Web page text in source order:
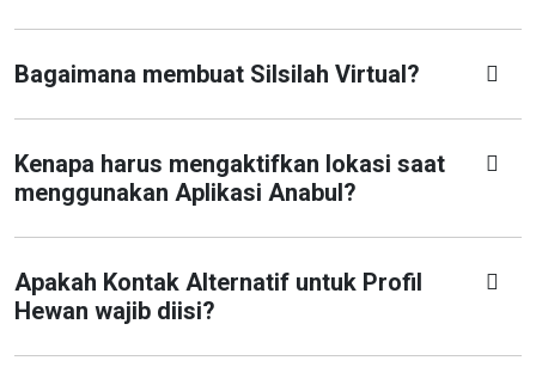
Bagaimana membuat Silsilah Virtual?
Kenapa harus mengaktifkan lokasi saat
menggunakan Aplikasi Anabul?
Apakah Kontak Alternatif untuk Profil
Hewan wajib diisi?